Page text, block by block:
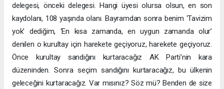
delegesi, önceki delegesi. Hangi üyesi olursa olsun, en son
kaydolanı, 108 yaşında olanı. Bayramdan sonra benim ‘Tavizim
yok’ dediğim, ‘En kısa zamanda, en uygun zamanda olur’
denilen o kurultay için harekete geçiyoruz, harekete geçiyoruz.
Önce kurultay sandığını kurtaracağız AK Parti’nin kara
düzeninden. Sonra seçim sandığını kurtaracağız, bu ülkenin
geleceğini kurtaracağız. Var mısınız? Söz mü? Benden de size